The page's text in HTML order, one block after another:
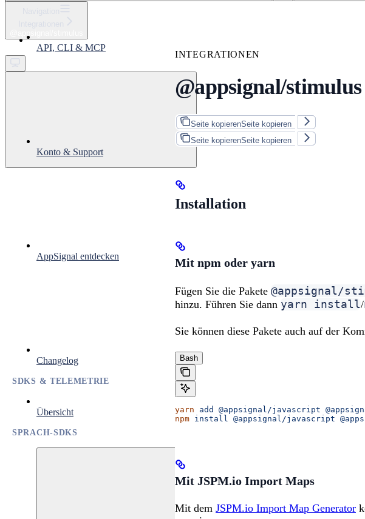
Get started
API, CLI & MCP
Konto & Support
AppSignal entdecken
Changelog
SDKS & TELEMETRIE
Übersicht
SPRACH-SDKS
INTEGRATIONEN
@appsignal/stimulus
Seite kopierenSeite kopieren
Seite kopierenSeite kopieren
Installation
Mit npm oder yarn
Fügen Sie die Pakete @appsignal/
hinzu. Führen Sie dann yarn install/
Sie können diese Pakete auch auf der
Bash
yarn add @appsignal/javascript
npm install @appsignal/javascript
Mit JSPM.io Import Maps
Mit dem JSPM.io Import Map Generator